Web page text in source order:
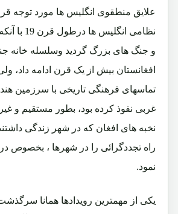
علایق منطقوی انگلیس ها مورد توجه
نظامی
و جنگ های بزرگ گردید وسلسله خانه
افغانستان بیش از یک قرن ادامه داد،
تماسهای فرهنگی تاریخی با سرزمین
غربی نفوذ کرده بود، بطور مستقیم و
نخبه های افغان که در شهر زندگی
راه تجددگرائی را در شهرها ، بخصوص در
نمود.
یکی از مهمترین رویدادها همانا